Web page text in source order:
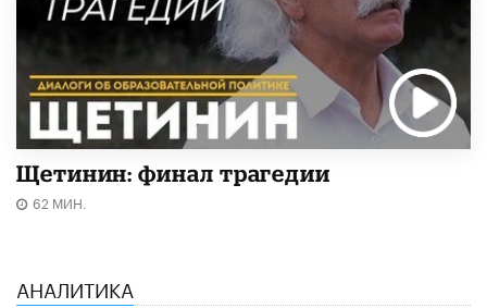
Щетинин: финал трагедии
62 МИН.
АНАЛИТИКА